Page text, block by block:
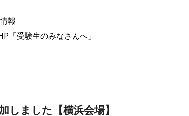
報
「受験生のみなさんへ」
しました【横浜会場】